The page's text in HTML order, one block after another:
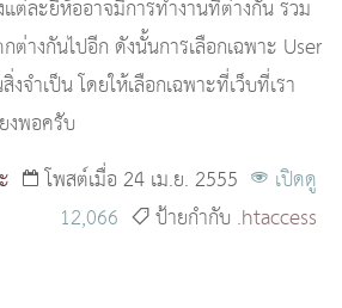
ต่ละยี่ห้ออาจมีการทำงานที่ต่างกัน รวม
างกันไปอีก ดังนั้นการเลือกเฉพาะ User
จำเป็น โดยให้เลือกเฉพาะที่เว็บที่เรา
งพอครับ
โพสต์เมื่อ 24 เม.ย. 2555
เปิดดู
12,066
ป้ายกำกับ .htaccess